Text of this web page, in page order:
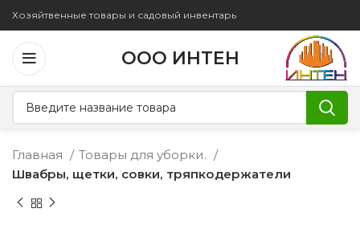
Хозяйтвенные товары и садовый инвентарь
ООО ИНТЕН
Главная
Товары для уборки.
Швабры, щетки, совки, тряпкодержатели